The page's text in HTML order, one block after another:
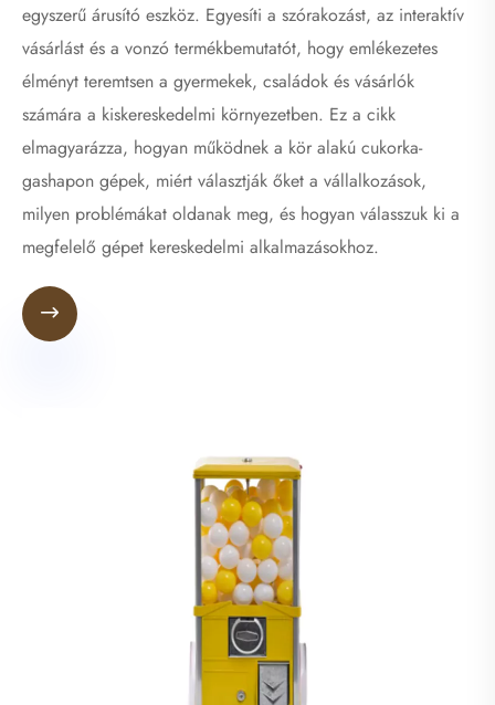
egyszerű árusító eszköz. Egyesíti a szórakozást, az interaktív
vásárlást és a vonzó termékbemutatót, hogy emlékezetes
élményt teremtsen a gyermekek, családok és vásárlók
számára a kiskereskedelmi környezetben. Ez a cikk
elmagyarázza, hogyan működnek a kör alakú cukorka-
gashapon gépek, miért választják őket a vállalkozások,
milyen problémákat oldanak meg, és hogyan válasszuk ki a
megfelelő gépet kereskedelmi alkalmazásokhoz.
